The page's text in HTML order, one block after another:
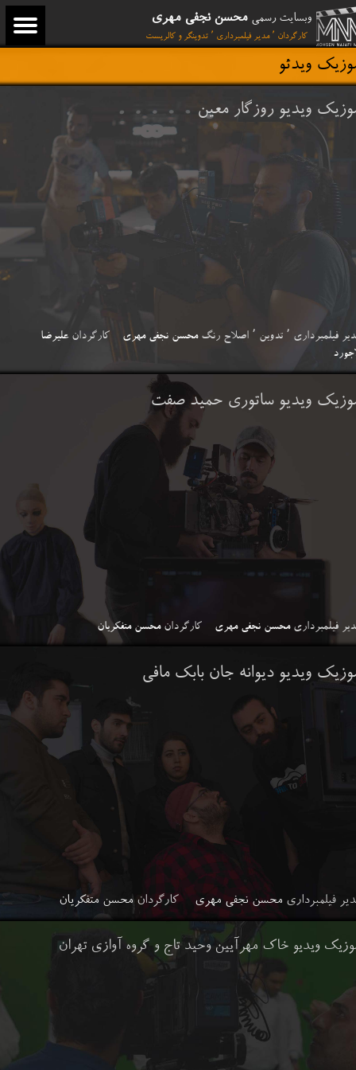
وبسایت رسمی محسن نجفی مهری
کارگردان ٬ مدیر فیلمبرداری ٬ تدوینگر و کالریست
ویدئو
ویدیو روزگار معین
فیلمبرداری ٬ تدوین ٬ اصلاح رنگ محسن نجفی مهری کارگردان علیرضا
ویدیو ساتوری حمید صفت
فیلمبرداری محسن نجفی مهری کارگردان محسن متفکریان
ویدیو دیوانه جان بابک مافی
فیلمبرداری محسن نجفی مهریکارگردان محسن متفکریان
ویدیو خاک مهرآیین وحید تاج و گروه آوازی تهران